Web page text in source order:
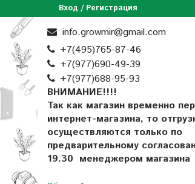
Вход / Регистрация
info.growmir@gmail.com
+7(495)765-87-46
+7(977)690-49-39
+7(977)688-95-93
ВНИМАНИЕ!!!!
Так как магазин временно
интернет-магазина, то
осуществляются только по
предварительному
19.30 менеджером магазина